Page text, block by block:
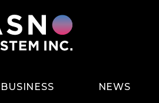
BUSINESS
NEWS